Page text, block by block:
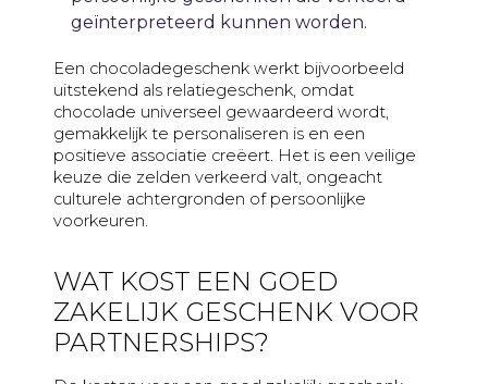
geïnterpreteerd kunnen worden.
Een chocoladegeschenk werkt bijvoorbeeld
uitstekend als relatiegeschenk, omdat
chocolade universeel gewaardeerd wordt,
gemakkelijk te personaliseren is en een
positieve associatie creëert. Het is een veilige
keuze die zelden verkeerd valt, ongeacht
culturele achtergronden of persoonlijke
voorkeuren.
WAT KOST EEN GOED
ZAKELIJK GESCHENK VOOR
PARTNERSHIPS?